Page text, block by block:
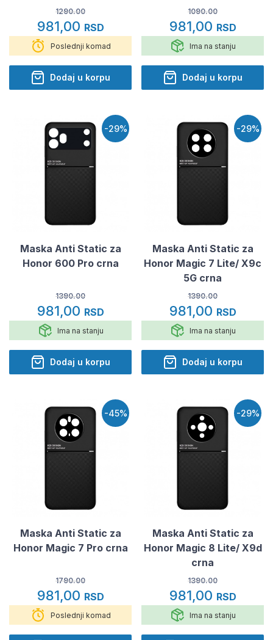
1290.00
981,00 RSD
Poslednji komad
Dodaj u korpu
1090.00
981,00 RSD
Ima na stanju
Dodaj u korpu
-29%
Maska Anti Static za
Honor 600 Pro crna
1390.00
981,00 RSD
Ima na stanju
Dodaj u korpu
-29%
Maska Anti Static za
Honor Magic 7 Lite/ X9c
5G crna
1390.00
981,00 RSD
Ima na stanju
Dodaj u korpu
-45%
Maska Anti Static za
Honor Magic 7 Pro crna
1790.00
981,00 RSD
Poslednji komad
-29%
Maska Anti Static za
Honor Magic 8 Lite/ X9d
crna
1390.00
981,00 RSD
Ima na stanju